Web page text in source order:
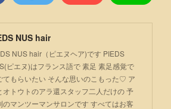
NUS hair
NUS hair（ピエヌヘア)です PIEDS
ピエヌ)はフランス語で 素足 素足感覚で
てもらいたい そんな思いのこもった♡ ア
オトウトのアラ還スタッフ二人だけの 予
のマンツーマンサロンです すべてはお客